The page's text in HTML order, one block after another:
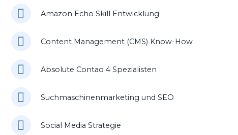
Amazon Echo Skill Entwicklung
Content Management (CMS) Know-How
Absolute Contao 4 Spezialisten
Suchmaschinenmarketing und SEO
Social Media Strategie